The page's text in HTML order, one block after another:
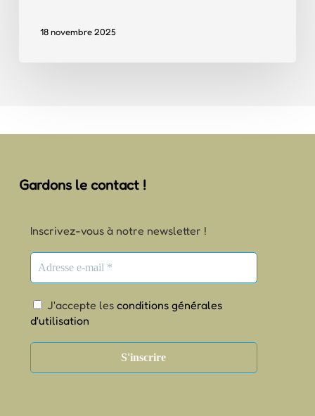
18 novembre 2025
Gardons le contact !
Inscrivez-vous à notre newsletter !
J'accepte les conditions générales
d'utilisation